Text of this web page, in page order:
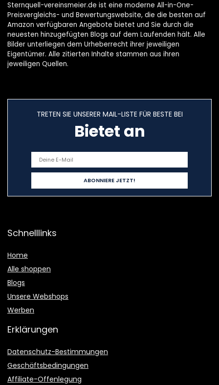
Sternquell-vereinsmeier.de ist eine moderne All-in-One-
Preisvergleichs- und Bewertungswebsite, die die besten auf
Amazon verfügbaren Angebote bietet und Sie durch die
neuesten hinzugefügten Blogs auf dem Laufenden hält. Alle
Bilder unterliegen dem Urheberrecht ihrer jeweiligen
Eigentümer. Alle zitierten Inhalte stammen aus ihren
jeweiligen Quellen.
TRETEN SIE UNSERER MAIL-LISTE FÜR BESTE BEI
Bietet an
Schnelllinks
Home
Alle shoppen
Blogs
Unsere Webshops
Werben
Erklärungen
Datenschutz-Bestimmungen
Geschäftsbedingungen
Affiliate-Offenlegung